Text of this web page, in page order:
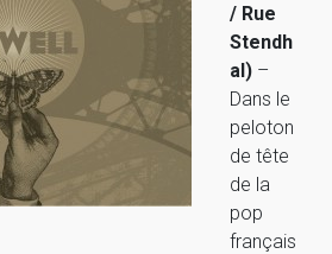
/ Rue
Stendh
al) –
Dans le
peloton
de tête
de la
pop
français